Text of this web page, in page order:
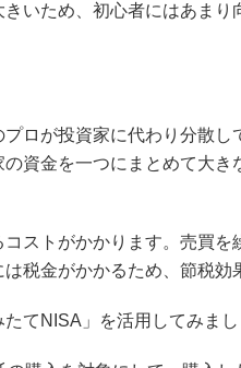
いため、初心者にはあまり
ロが投資家に代わり分散
資金を一つにまとめて大
ストがかかります。売買
税金がかかるため、節税効
てNISA」を活用してみまし